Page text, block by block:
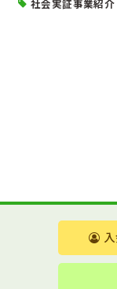
社会実証事業紹介